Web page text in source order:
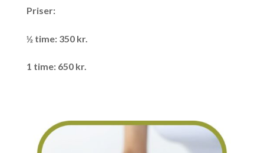
Priser:
½ time: 350 kr.
1 time: 650 kr.